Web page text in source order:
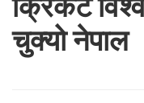
चुक्यो नेपाल